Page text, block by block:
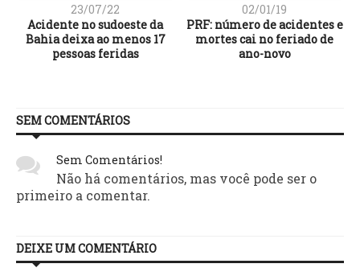
23/07/22
Acidente no sudoeste da
Bahia deixa ao menos 17
pessoas feridas
02/01/19
PRF: número de acidentes e
mortes cai no feriado de
ano-novo
SEM COMENTÁRIOS
Sem Comentários!
Não há comentários, mas você pode ser o
primeiro a comentar.
DEIXE UM COMENTÁRIO